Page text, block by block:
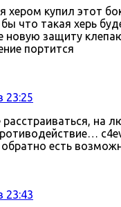
хером купил этот
что такая херь
новую защиту
портится
23:25
на
есть
23:43